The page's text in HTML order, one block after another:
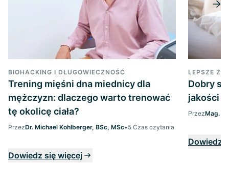
BIOHACKING I DŁUGOWIECZNOŚĆ
Trening mięśni dna miednicy dla
mężczyzn: dlaczego warto trenować
tę okolicę ciała?
PrzezDr. Michael Kohlberger, BSc, MSc•5 Czas czytania
Dowiedz się więcej
LEPSZE
Dobry
jakości i
PrzezMag.
Dowiedz